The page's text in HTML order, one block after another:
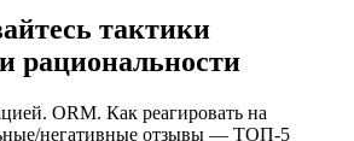
тактики
рациональности